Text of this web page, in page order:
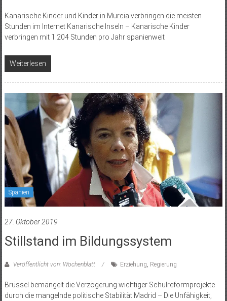
Kanarische Kinder und Kinder in Murcia verbringen die meisten
Stunden im Internet Kanarische Inseln – Kanarische Kinder
verbringen mit 1.204 Stunden pro Jahr spanienweit
Weiterlesen
Spanien
27. Oktober 2019
Stillstand im Bildungssystem
Veröffentlicht von: Wochenblatt Erziehung, Regierung
Brüssel bemängelt die Verzögerung wichtiger Schulreformprojekte
durch die mangelnde politische Stabilität Madrid – Die Unfähigkeit,